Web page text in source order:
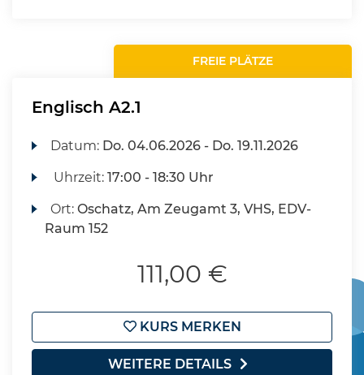
FREIE PLÄTZE
Englisch A2.1
Datum: Do. 04.06.2026 - Do. 19.11.2026
Uhrzeit:17:00 - 18:30 Uhr
Ort:Oschatz, Am Zeugamt 3, VHS, EDV-
Raum 152
111,00 €
KURS MERKEN
WEITERE DETAILS